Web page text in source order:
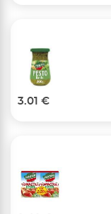
3.01 €